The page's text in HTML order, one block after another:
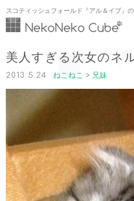
スコティッシュフォールド『アル＆イブ』の
美人すぎる次女のネ
2013.5.24 ねこねこ > 兄妹